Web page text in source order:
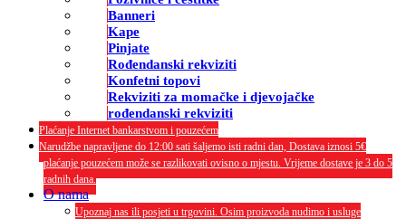
Banneri
Kape
Pinjate
Rođendanski rekviziti
Konfetni topovi
Rekviziti za momačke i djevojačke
rođendanski rekviziti
Plaćanje Internet bankarstvom i pouzećem
Narudžbe napravljene do 12:00 sati šaljemo isti radni dan, Dostava iznosi 5€
plaćanje pouzećem može se razlikovati ovisno o mjestu. Vrijeme dostave je 3 do 5
radnih dana.
O nama
Upoznaj nas ili posjeti u trgovini. Osim proizvoda nudimo i usluge